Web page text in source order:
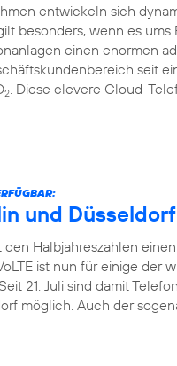
entwickeln sich
besonders, wenn es ums
einen enormen
seit
2. Diese clevere Cloud-
und Düsseldorf
Halbjahreszahlen
ist nun für einige der
21. Juli sind damit
möglich. Auch der